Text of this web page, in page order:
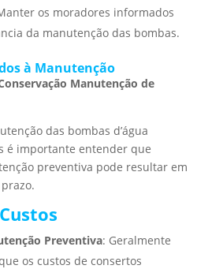
os moradores informados
da manutenção das bombas.
à Manutenção
Manutenção de
das bombas d’água
é importante entender que
preventiva pode resultar em
Preventiva: Geralmente
os custos de consertos